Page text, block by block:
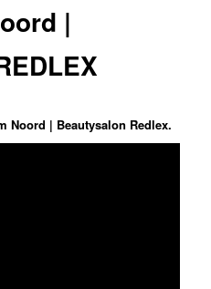
|
Noord | Beautysalon Redlex.